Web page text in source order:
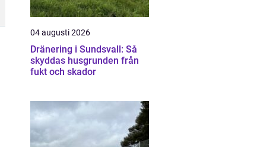
04 augusti 2026
Dränering i Sundsvall: Så
skyddas husgrunden från
fukt och skador